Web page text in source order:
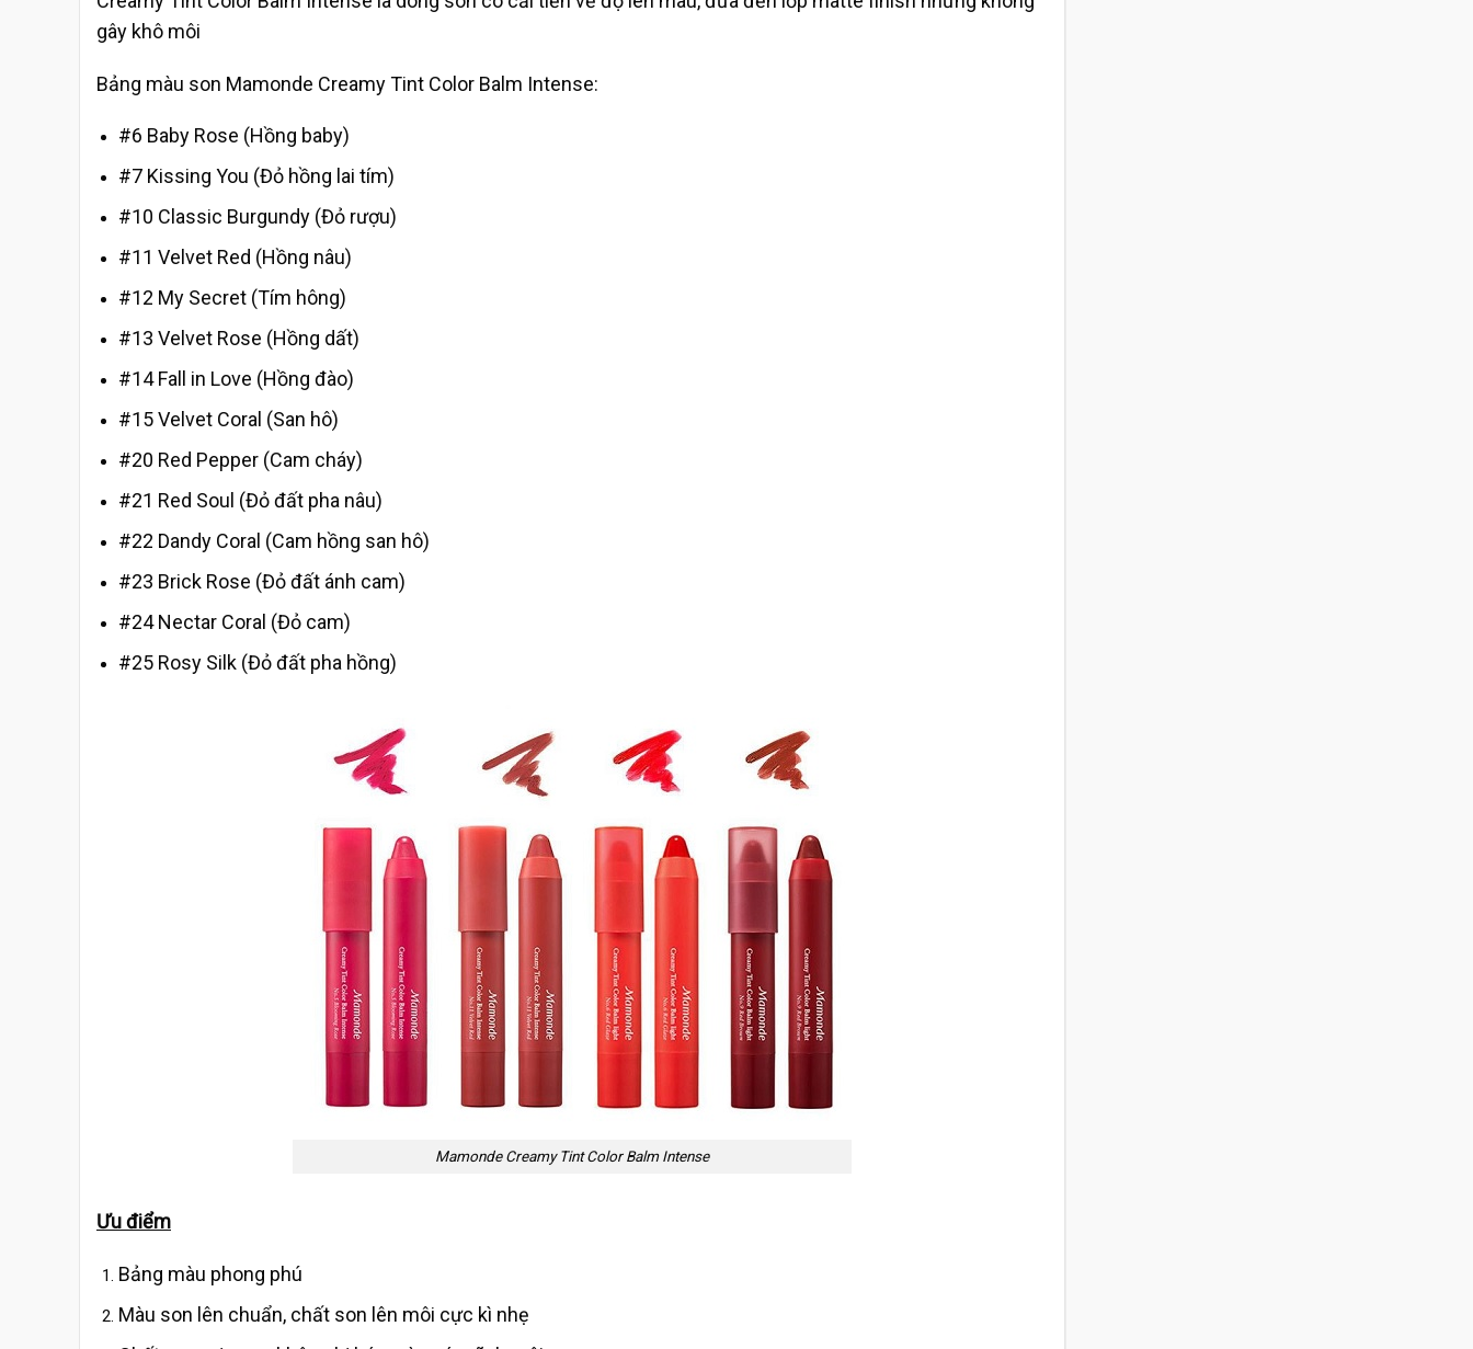
gây khô môi
Bảng màu son Mamonde Creamy Tint Color Balm Intense:
#6 Baby Rose (Hồng baby)
#7 Kissing You (Đỏ hồng lai tím)
#10 Classic Burgundy (Đỏ rượu)
#11 Velvet Red (Hồng nâu)
#12 My Secret (Tím hông)
#13 Velvet Rose (Hồng dất)
#14 Fall in Love (Hồng đào)
#15 Velvet Coral (San hô)
#20 Red Pepper (Cam cháy)
#21 Red Soul (Đỏ đất pha nâu)
#22 Dandy Coral (Cam hồng san hô)
#23 Brick Rose (Đỏ đất ánh cam)
#24 Nectar Coral (Đỏ cam)
#25 Rosy Silk (Đỏ đất pha hồng)
Mamonde Creamy Tint Color Balm Intense
Ưu điểm
Bảng màu phong phú
Màu son lên chuẩn, chất son lên môi cực kì nhẹ